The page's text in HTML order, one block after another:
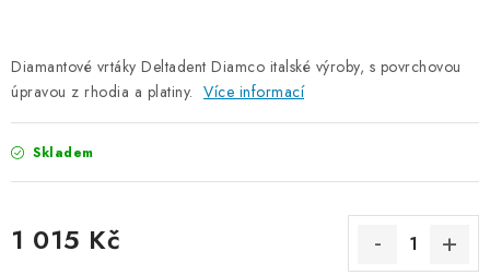
Diamantové vrtáky Deltadent Diamco italské výroby, s povrchovou
úpravou z rhodia a platiny. Více informací
Skladem
1 015 Kč